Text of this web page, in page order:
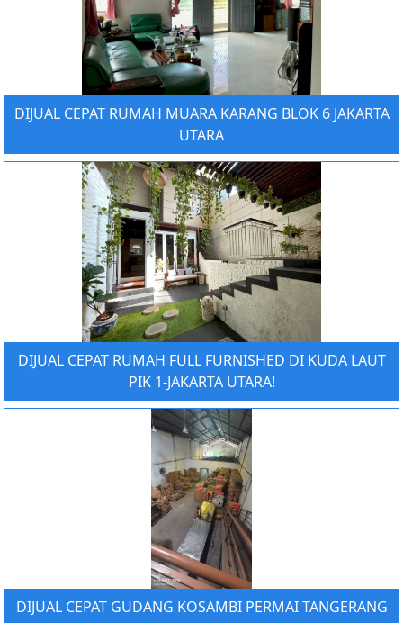
DIJUAL CEPAT RUMAH MUARA KARANG BLOK 6 JAKARTA
UTARA
DIJUAL CEPAT RUMAH FULL FURNISHED DI KUDA LAUT
PIK 1-JAKARTA UTARA!
DIJUAL CEPAT GUDANG KOSAMBI PERMAI TANGERANG